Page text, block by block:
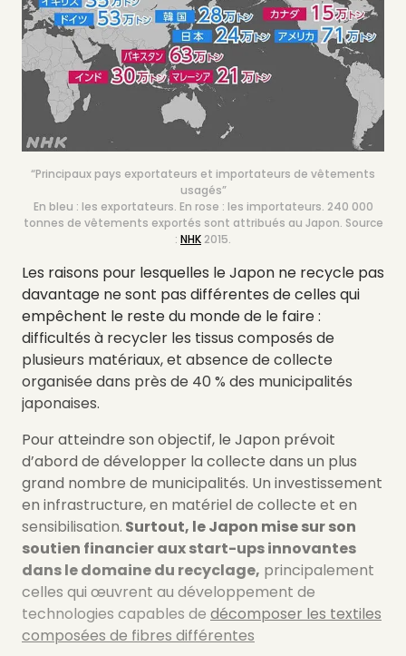
“Principaux pays exportateurs et importateurs de vêtements
usagés”
En bleu : les exportateurs. En rose : les importateurs. 240 000
tonnes de vêtements exportés sont attribués au Japon. Source
: NHK2015.
Les raisons pour lesquelles le Japon ne recycle pas
davantage ne sont pas différentes de celles qui
empêchent le reste du monde de le faire :
difficultés à recycler les tissus composés de
plusieurs matériaux, et absence de collecte
organisée dans près de 40 % des municipalités
japonaises.
Pour atteindre son objectif, le Japon prévoit
d’abord de développer la collecte dans un plus
grand nombre de municipalités. Un investissement
en infrastructure, en matériel de collecte et en
sensibilisation. Surtout, le Japon mise sur son
soutien financier aux start-ups innovantes
dans le domaine du recyclage, principalement
celles qui œuvrent au développement de
technologies capables de décomposer les textiles
composées de fibres différentes